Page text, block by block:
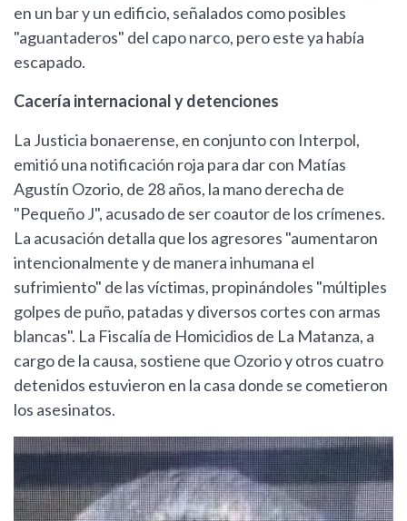
en un bar y un edificio, señalados como posibles
"aguantaderos" del capo narco, pero este ya había
escapado.
Cacería internacional y detenciones
La Justicia bonaerense, en conjunto con Interpol,
emitió una notificación roja para dar con Matías
Agustín Ozorio, de 28 años, la mano derecha de
"Pequeño J", acusado de ser coautor de los crímenes.
La acusación detalla que los agresores "aumentaron
intencionalmente y de manera inhumana el
sufrimiento" de las víctimas, propinándoles "múltiples
golpes de puño, patadas y diversos cortes con armas
blancas". La Fiscalía de Homicidios de La Matanza, a
cargo de la causa, sostiene que Ozorio y otros cuatro
detenidos estuvieron en la casa donde se cometieron
los asesinatos.